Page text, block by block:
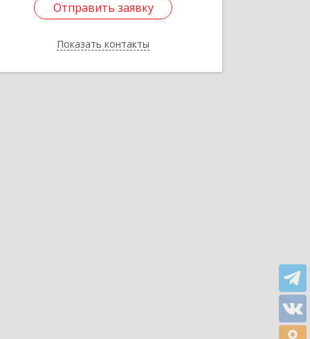
Отправить заявку
Показать контакты
Отправить заявку
Назад